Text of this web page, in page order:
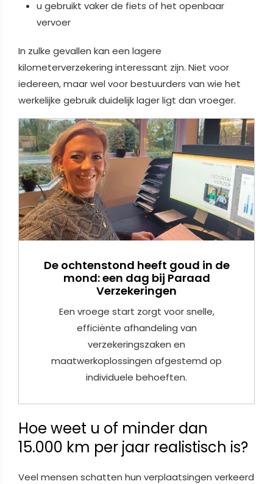
u gebruikt vaker de fiets of het openbaar
vervoer
In zulke gevallen kan een lagere
kilometerverzekering interessant zijn. Niet voor
iedereen, maar wel voor bestuurders van wie het
werkelijke gebruik duidelijk lager ligt dan vroeger.
De ochtenstond heeft goud in de
mond: een dag bij Paraad
Verzekeringen
Een vroege start zorgt voor snelle,
efficiënte afhandeling van
verzekeringszaken en
maatwerkoplossingen afgestemd op
individuele behoeften.
Hoe weet u of minder dan
15.000 km per jaar realistisch is?
Veel mensen schatten hun verplaatsingen verkeerd